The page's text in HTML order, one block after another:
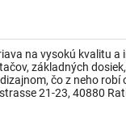
na vysokú kvalitu a
základných
čo z neho robí
21-23, 40880